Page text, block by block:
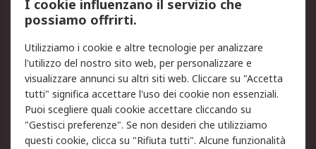
Legale
Informativa Cookie
Informativa Privacy -
Aggiornata
Email Security
Termini d'uso
Condizioni di vendita
Condizioni generali di
servizio
Etica e responsabilità
I cookie influenzano il servizio che
possiamo offrirti.
Utilizziamo i cookie e altre tecnologie per analizzare
l'utilizzo del nostro sito web, per personalizzare e
visualizzare annunci su altri siti web. Cliccare su "Accetta
tutti" significa accettare l'uso dei cookie non essenziali.
Puoi scegliere quali cookie accettare cliccando su
"Gestisci preferenze". Se non desideri che utilizziamo
questi cookie, clicca su "Rifiuta tutti". Alcune funzionalità